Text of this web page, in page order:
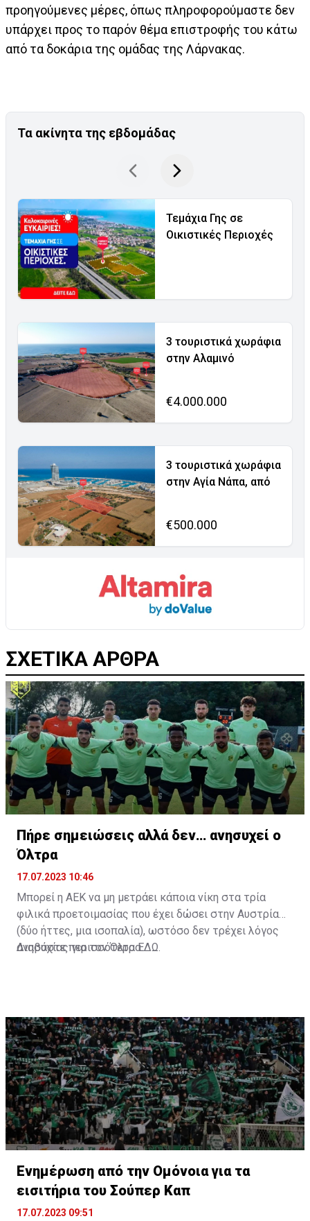
προηγούμενες μέρες, όπως πληροφορούμαστε δεν
υπάρχει προς το παρόν θέμα επιστροφής του κάτω
από τα δοκάρια της ομάδας της Λάρνακας.
Τα ακίνητα της εβδομάδας
Τεμάχια Γης σε
Οικιστικές Περιοχές
3 τουριστικά χωράφια
στην Αλαμινό
€4.000.000
3 τουριστικά χωράφια
στην Αγία Νάπα, από
€500.000
ΣΧΕΤΙΚΑ ΑΡΘΡΑ
Πήρε σημειώσεις αλλά δεν… ανησυχεί ο
Όλτρα
17.07.2023 10:46
Μπορεί η ΑΕΚ να μη μετράει κάποια νίκη στα τρία
φιλικά προετοιμασίας που έχει δώσει στην Αυστρία
(δύο ήττες, μια ισοπαλία), ωστόσο δεν τρέχει λόγος
ανησυχίας για τον Όλτρα.
Διαβάστε περισσότεραΕΔΩ
Ενημέρωση από την Ομόνοια για τα
εισιτήρια του Σούπερ Καπ
17.07.2023 09:51